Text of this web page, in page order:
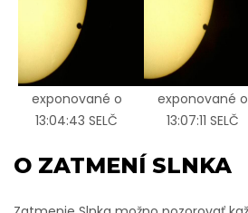
exponované o
13:04:43 SELČ
exponované o
13:07:11 SELČ
O ZATMENÍ SLNKA